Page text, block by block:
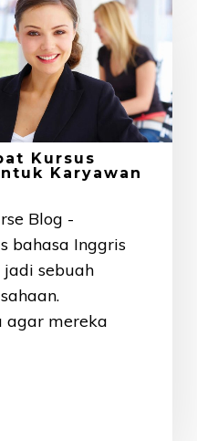
Kursus
Karyawan
Blog -
bahasa Inggris
sebuah
agar mereka